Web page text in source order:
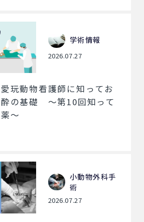
学術情報
2026.07.27
玩動物看護師に知ってお
の基礎 ～第10回知って
～
小動物外科手
術
2026.07.27